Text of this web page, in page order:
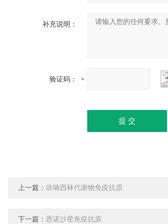
补充说明：
验证码：
上一篇： 呋喃西林代谢物免疫抗原
下一篇： 恩诺沙星免疫抗原